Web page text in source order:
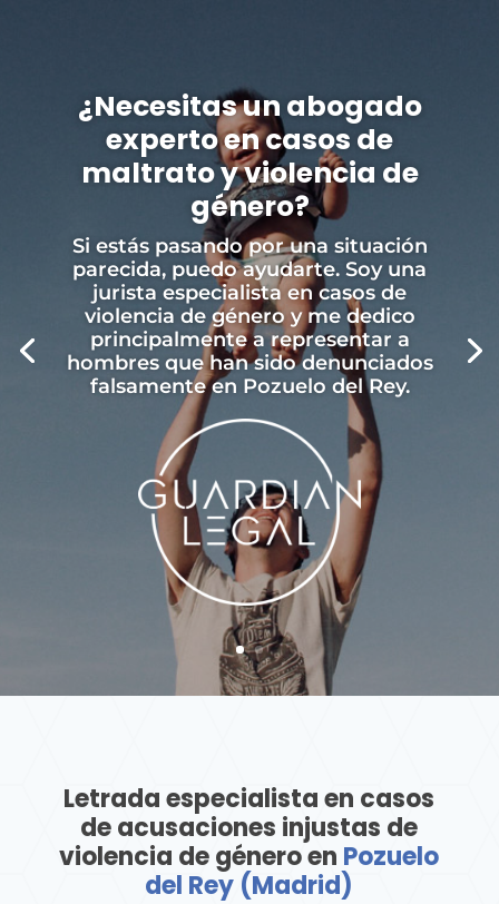
¿Necesitas un abogado
experto en casos de
maltrato y violencia de
género?
Si estás pasando por una situación
parecida, puedo ayudarte. Soy una
jurista especialista en casos de
violencia de género y me dedico
principalmente a representar a
hombres que han sido denunciados
falsamente en Pozuelo del Rey.
Letrada especialista en casos
de acusaciones injustas de
violencia de género en Pozuelo
del Rey (Madrid)